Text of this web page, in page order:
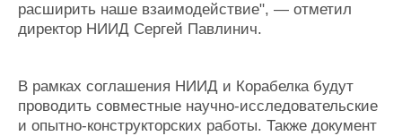
расширить наше взаимодействие", — отметил
директор НИИД Сергей Павлинич.
В рамках соглашения НИИД и Корабелка будут
проводить совместные научно-исследовательские
и опытно-конструкторских работы. Также документ